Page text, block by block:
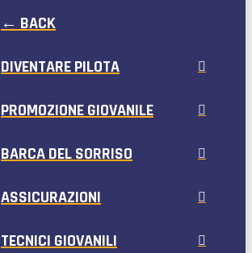
← BACK
DIVENTARE PILOTA
PROMOZIONE GIOVANILE
BARCA DEL SORRISO
ASSICURAZIONI
TECNICI GIOVANILI